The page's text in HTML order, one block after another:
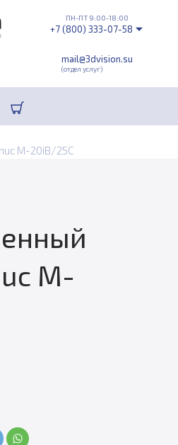
mail@3dvision.su
(отдел услуг)
ПН-ПТ 9:00-18:00
+7 (800) 333-07-58
M-20iB/25C
M-